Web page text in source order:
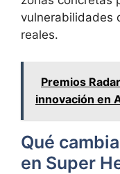
vulnerabilidades
reales.
Premios
innovación en
Qué
en Super